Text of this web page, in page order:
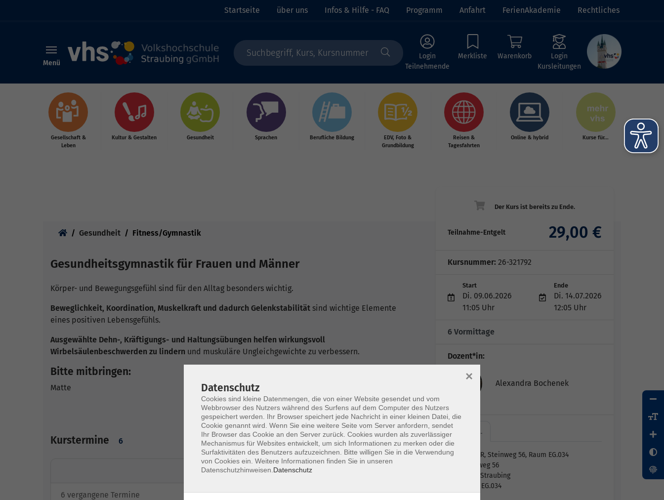
Startseite über uns Infos & Hilfe - FAQ Programm Anfahrt FerienAkademie Rechtliches
Menü
Login
Teilnehmende
Merkliste Warenkorb
Login
Kursleitungen
Gesellschaft &
Leben
Kultur & Gestalten Gesundheit Sprachen Berufliche Bildung
EDV, Foto &
Grundbildung
Reisen &
Tagesfahrten
Online & hybrid Kurse für...
Gesundheit Fitness/Gymnastik
Gesundheitsgymnastik für Frauen und Männer
Körper- und Bewegungsgefühl sind für den Alltag besonders wichtig.
Beweglichkeit, Koordination, Muskelkraft und dadurch Gelenkstabilität sind wichtige Elemente
eines positiven Lebensgefühls.
Ausgewählte Dehn-, Kräftigungs- und Haltungsübungen helfen wirkungsvoll
Wirbelsäulenbeschwerden zu lindern und muskuläre Ungleichgewichte zu verbessern.
Bitte mitbringen:
Matte
Kurstermine 6
Ort / Raum
6 vergangene Termine
Teilnahme-Entgelt 29,00 €
Kursnummer: 26-321792
Start
Di. 09.06.2026
11:05 Uhr
Ende
Di. 14.07.2026
12:05 Uhr
6 Vormittage
Dozent*in:
Alexandra Bochenek
VHS SR,…
VHS SR, Steinweg 56, Raum EG.034
Steinweg 56
94315 Straubing
Raum EG.034
Datenschutz
Cookies sind kleine Datenmengen, die von einer Website gesendet und vom
Webbrowser des Nutzers während des Surfens auf dem Computer des Nutzers
gespeichert werden. Ihr Browser speichert jede Nachricht in einer kleinen Datei, die
Cookie genannt wird. Wenn Sie eine weitere Seite vom Server anfordern, sendet
Ihr Browser das Cookie an den Server zurück. Cookies wurden als zuverlässiger
Mechanismus für Websites entwickelt, um sich Informationen zu merken oder die
Surfaktivitäten des Benutzers aufzuzeichnen. Bitte willigen Sie in die Verwendung
von Cookies ein. Weitere Informationen finden Sie in unseren
Datenschutzhinweisen. Datenschutz
×